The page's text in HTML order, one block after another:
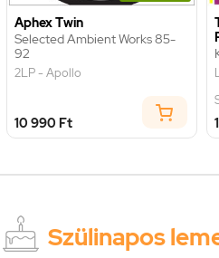
Aphex Twin
Selected Ambient Works 85-
92
2LP - Apollo
10 990 Ft
Szülinapos